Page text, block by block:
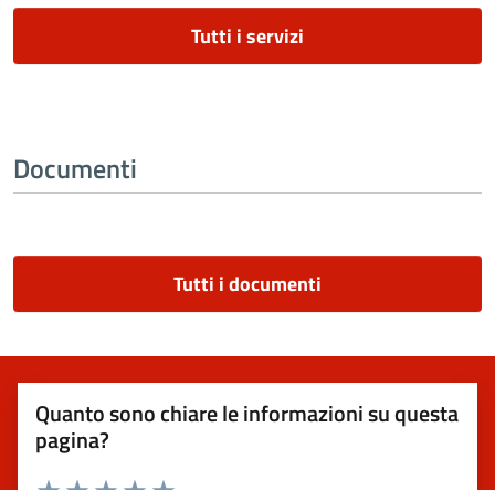
Tutti i servizi
Documenti
Tutti i documenti
Quanto sono chiare le informazioni su questa
pagina?